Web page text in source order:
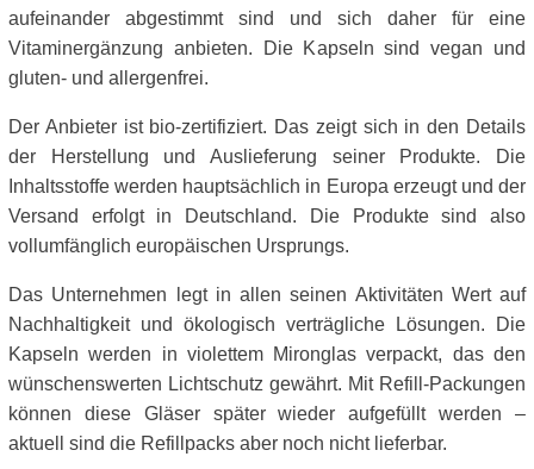
aufeinander abgestimmt sind und sich daher für eine
Vitaminergänzung anbieten. Die Kapseln sind vegan und
gluten- und allergenfrei.
Der Anbieter ist bio-zertifiziert. Das zeigt sich in den Details
der Herstellung und Auslieferung seiner Produkte. Die
Inhaltsstoffe werden hauptsächlich in Europa erzeugt und der
Versand erfolgt in Deutschland. Die Produkte sind also
vollumfänglich europäischen Ursprungs.
Das Unternehmen legt in allen seinen Aktivitäten Wert auf
Nachhaltigkeit und ökologisch verträgliche Lösungen. Die
Kapseln werden in violettem Mironglas verpackt, das den
wünschenswerten Lichtschutz gewährt. Mit Refill-Packungen
können diese Gläser später wieder aufgefüllt werden –
aktuell sind die Refillpacks aber noch nicht lieferbar.